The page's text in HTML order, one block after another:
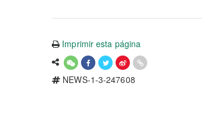
Imprimir esta página
NEWS-1-3-247608